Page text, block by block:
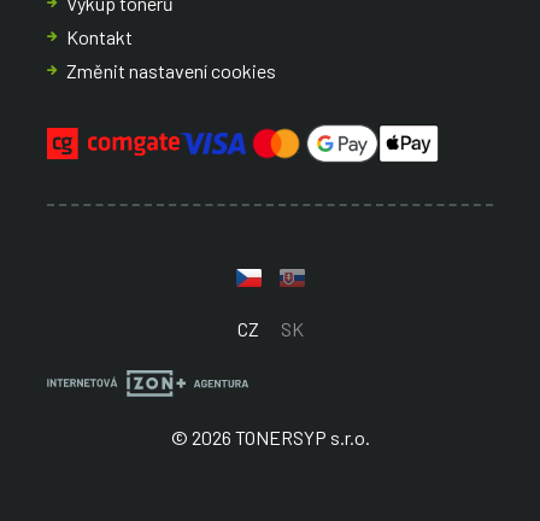
Kontakt
Změnit nastavení cookies
CZ SK
© 2026 TONERSYP s.r.o.